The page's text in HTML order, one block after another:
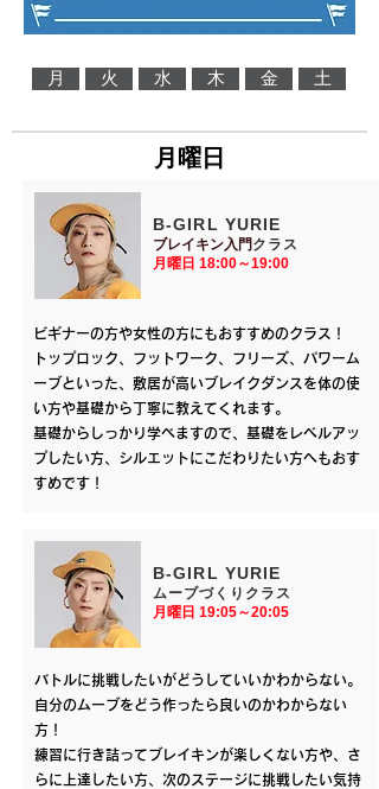
月 火 水 木 金 土
​月曜日
​B-GIRL YURIE
​ブレイキン入門 クラス
​月曜日 18:00～19:00
ビギナーの方や女性の方にもおすすめのクラス！
トップロック、フットワーク、フリーズ、パワーム
ーブといった、敷居が高いブレイクダンスを体の使
い方や基礎から丁寧に教えてくれます。
​基礎からしっかり学べますので、基礎をレベルアッ
プしたい方、シルエットにこだわりたい方へもおす
すめです！
​B-GIRL YURIE
ムーブづくり クラス
​月曜日 19:05～20:05
バトルに挑戦したいがどうしていいかわからない。
自分のムーブをどう作ったら良いのかわからない
方！
練習に行き詰ってブレイキンが楽しくない方や、さ
らに上達したい方、次のステージに挑戦したい気持